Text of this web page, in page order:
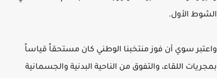
الشوط الأول.
واعتبر سوي أن فوز منتخبنا الوطني كان مستحقاً قياساً
بمجريات اللقاء، والتفوق من الناحية البدنية والجسمانية